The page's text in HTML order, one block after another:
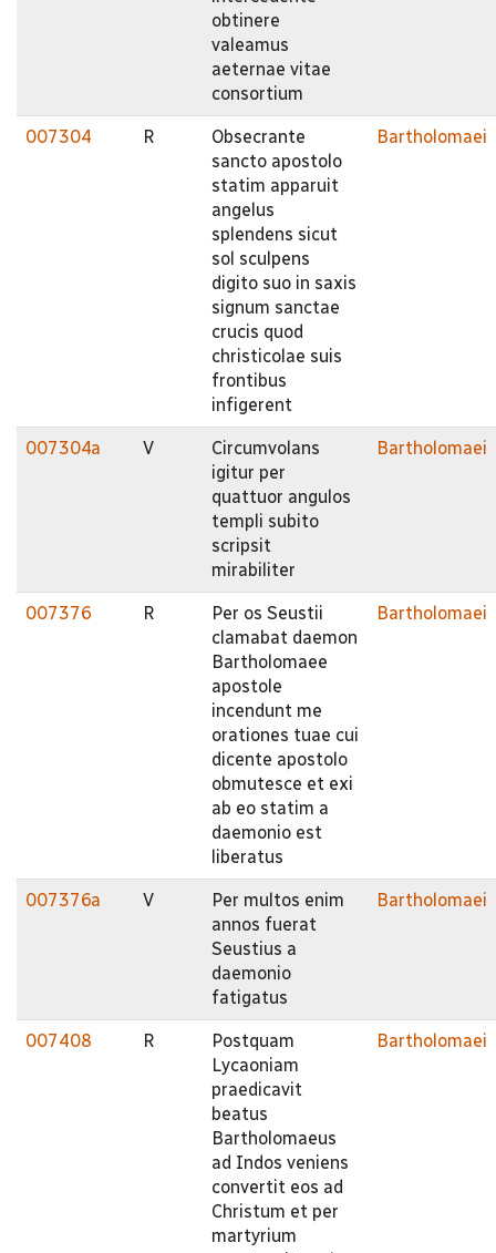
obtinere
valeamus
aeternae vitae
consortium
007304 R
Obsecrante
sancto apostolo
statim apparuit
angelus
splendens sicut
sol sculpens
digito suo in saxis
signum sanctae
crucis quod
christicolae suis
frontibus
infigerent
Bartholomaei
007304a V
Circumvolans
igitur per
quattuor angulos
templi subito
scripsit
mirabiliter
Bartholomaei
007376 R
Per os Seustii
clamabat daemon
Bartholomaee
apostole
incendunt me
orationes tuae cui
dicente apostolo
obmutesce et exi
ab eo statim a
daemonio est
liberatus
Bartholomaei
007376a V
Per multos enim
annos fuerat
Seustius a
daemonio
fatigatus
Bartholomaei
007408 R
Postquam
Lycaoniam
praedicavit
beatus
Bartholomaeus
ad Indos veniens
convertit eos ad
Christum et per
martyrium
Bartholomaei